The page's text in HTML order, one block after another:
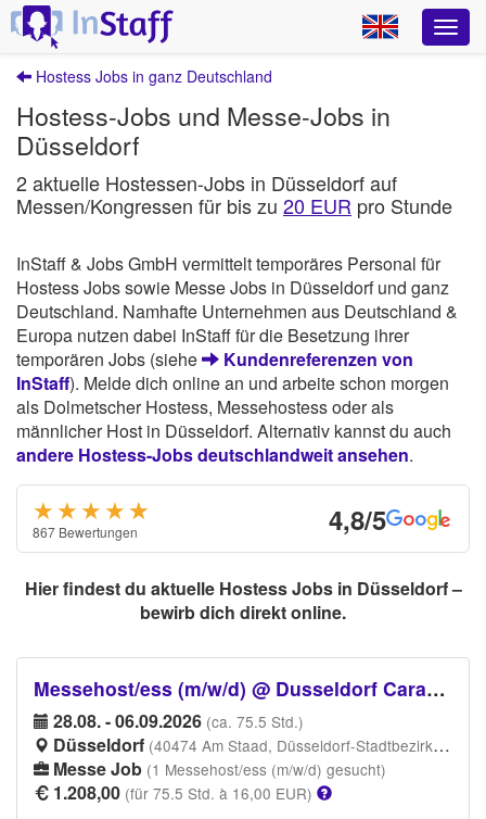
Hostess Jobs in ganz Deutschland
Hostess-Jobs und Messe-Jobs in
Düsseldorf
2 aktuelle Hostessen-Jobs in Düsseldorf auf
Messen/Kongressen für bis zu 20 EUR pro Stunde
InStaff & Jobs GmbH vermittelt temporäres Personal für
Hostess Jobs sowie Messe Jobs in Düsseldorf und ganz
Deutschland. Namhafte Unternehmen aus Deutschland &
Europa nutzen dabei InStaff für die Besetzung ihrer
temporären Jobs (siehe
Kundenreferenzen von
InStaff). Melde dich online an und arbeite schon morgen
als Dolmetscher Hostess, Messehostess oder als
männlicher Host in Düsseldorf. Alternativ kannst du auch
andere Hostess-Jobs deutschlandweit ansehen.
★★★★★
★
867 Bewertungen 4,8/5
Hier findest du aktuelle Hostess Jobs in Düsseldorf –
bewirb dich direkt online.
Messehost/ess (m/w/d) @ Dusseldorf Caravan Salon
28.08. - 06.09.2026 (ca. 75.5 Std.)
Düsseldorf (40474 Am Staad, Düsseldorf-Stadtbezirk 5, 40474 Düsseldorf)
Messe Job (1 Messehost/ess (m/w/d) gesucht)
1.208,00 (für 75.5 Std. à 16,00 EUR)